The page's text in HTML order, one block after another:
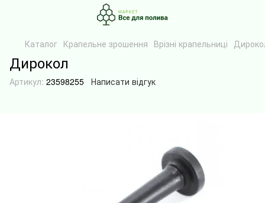
Каталог Крапельне зрошення Врізні крапельниці
Дирокол
Артикул: 23598255 Написати відгук